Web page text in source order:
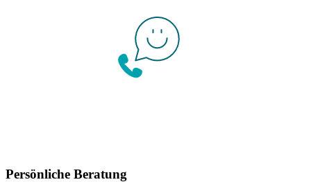
Persönliche Beratung